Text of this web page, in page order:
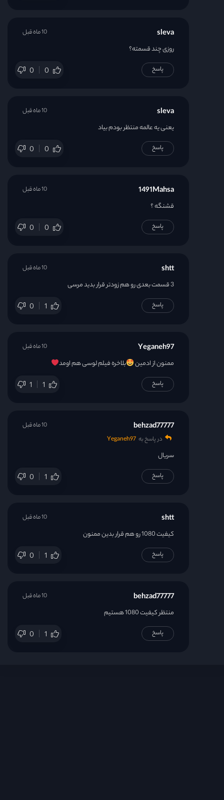
sleva
روزی چند قسمته؟
0 0
10 ماه قبل
پاسخ
sleva
یعنی یه عالمه منتظر بودم بیاد
0 0
10 ماه قبل
پاسخ
1491Mahsa
قشنگه ؟
0 0
10 ماه قبل
پاسخ
shtt
3 قسمت بعدی رو هم زودتر قرار بدید مرسی
0 1
10 ماه قبل
پاسخ
Yeganeh97
ممنون از ادمین بلاخره فیلم لوسی هم اومد
1 1
10 ماه قبل
پاسخ
behzad77777
در پاسخ به Yeganeh97
سریال
0 1
10 ماه قبل
پاسخ
shtt
کیفیت 1080 رو هم قرار بدین ممنون
0 1
10 ماه قبل
پاسخ
behzad77777
منتظر کیفیت 1080 هستیم
0 1
10 ماه قبل
پاسخ